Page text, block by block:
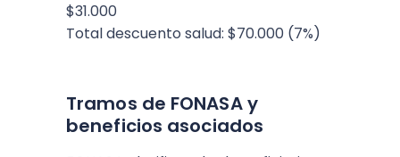
$31.000
Total descuento salud: $70.000 (7%)
Tramos de FONASA y
beneficios asociados